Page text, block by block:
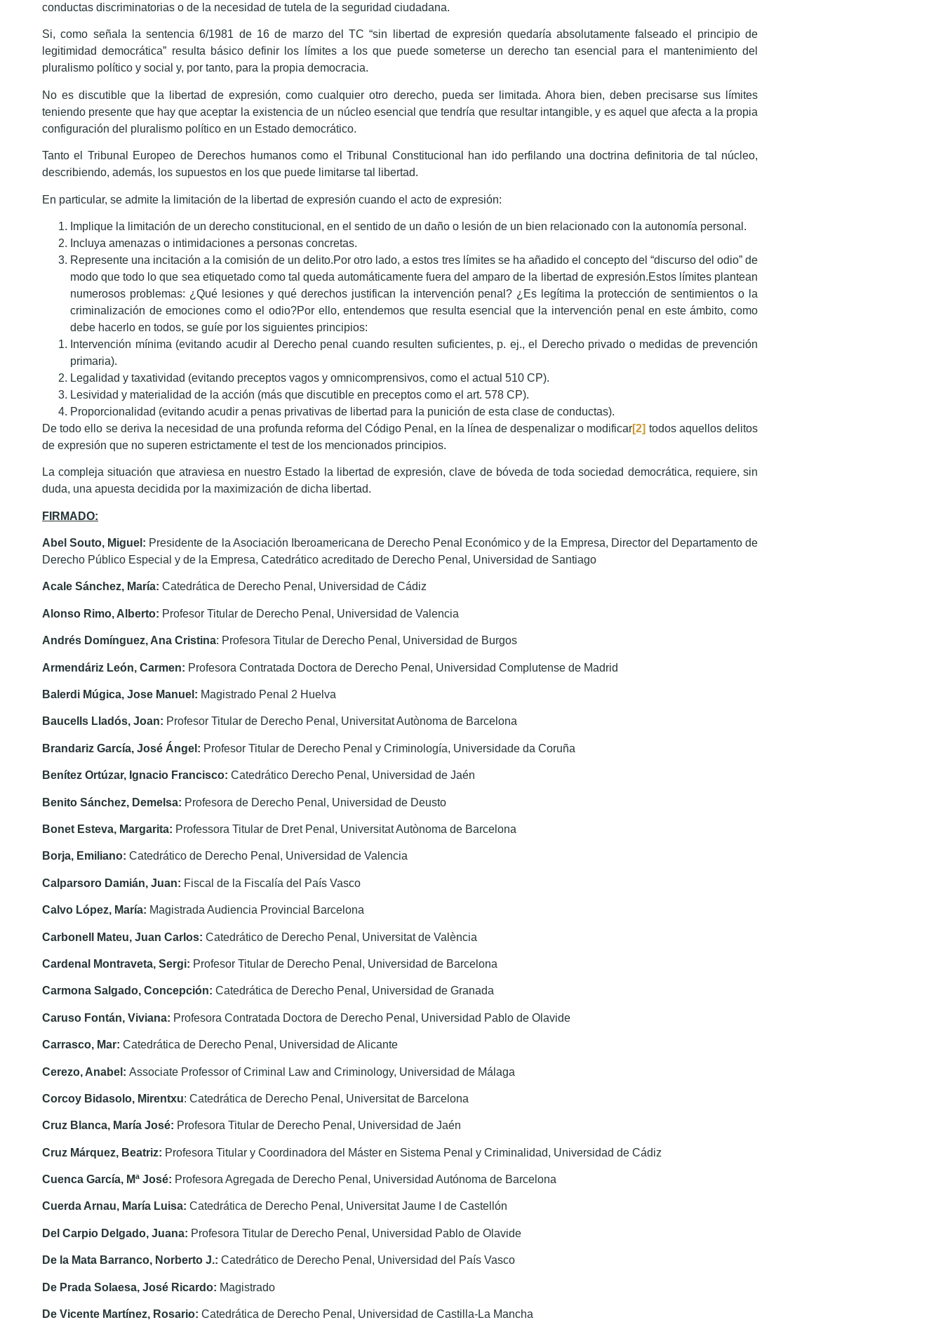
conductas discriminatorias o de la necesidad de tutela de la seguridad ciudadana.
Si, como señala la sentencia 6/1981 de 16 de marzo del TC “sin libertad de expresión quedaría absolutamente falseado el principio de
legitimidad democrática” resulta básico definir los límites a los que puede someterse un derecho tan esencial para el mantenimiento del
pluralismo político y social y, por tanto, para la propia democracia.
No es discutible que la libertad de expresión, como cualquier otro derecho, pueda ser limitada. Ahora bien, deben precisarse sus límites
teniendo presente que hay que aceptar la existencia de un núcleo esencial que tendría que resultar intangible, y es aquel que afecta a la propia
configuración del pluralismo político en un Estado democrático.
Tanto el Tribunal Europeo de Derechos humanos como el Tribunal Constitucional han ido perfilando una doctrina definitoria de tal núcleo,
describiendo, además, los supuestos en los que puede limitarse tal libertad.
En particular, se admite la limitación de la libertad de expresión cuando el acto de expresión:
Implique la limitación de un derecho constitucional, en el sentido de un daño o lesión de un bien relacionado con la autonomía personal.
Incluya amenazas o intimidaciones a personas concretas.
Represente una incitación a la comisión de un delito.Por otro lado, a estos tres límites se ha añadido el concepto del “discurso del odio” de
modo que todo lo que sea etiquetado como tal queda automáticamente fuera del amparo de la libertad de expresión.Estos límites plantean
numerosos problemas: ¿Qué lesiones y qué derechos justifican la intervención penal? ¿Es legítima la protección de sentimientos o la
criminalización de emociones como el odio?Por ello, entendemos que resulta esencial que la intervención penal en este ámbito, como
debe hacerlo en todos, se guíe por los siguientes principios:
Intervención mínima (evitando acudir al Derecho penal cuando resulten suficientes, p. ej., el Derecho privado o medidas de prevención
primaria).
Legalidad y taxatividad (evitando preceptos vagos y omnicomprensivos, como el actual 510 CP).
Lesividad y materialidad de la acción (más que discutible en preceptos como el art. 578 CP).
Proporcionalidad (evitando acudir a penas privativas de libertad para la punición de esta clase de conductas).
De todo ello se deriva la necesidad de una profunda reforma del Código Penal, en la línea de despenalizar o modificar[2] todos aquellos delitos
de expresión que no superen estrictamente el test de los mencionados principios.
La compleja situación que atraviesa en nuestro Estado la libertad de expresión, clave de bóveda de toda sociedad democrática, requiere, sin
duda, una apuesta decidida por la maximización de dicha libertad.
FIRMADO:
Abel Souto, Miguel: Presidente de la Asociación Iberoamericana de Derecho Penal Económico y de la Empresa, Director del Departamento de
Derecho Público Especial y de la Empresa, Catedrático acreditado de Derecho Penal, Universidad de Santiago
Acale Sánchez, María: Catedrática de Derecho Penal, Universidad de Cádiz
Alonso Rimo, Alberto: Profesor Titular de Derecho Penal, Universidad de Valencia
Andrés Domínguez, Ana Cristina: Profesora Titular de Derecho Penal, Universidad de Burgos
Armendáriz León, Carmen: Profesora Contratada Doctora de Derecho Penal, Universidad Complutense de Madrid
Balerdi Múgica, Jose Manuel: Magistrado Penal 2 Huelva
Baucells Lladós, Joan: Profesor Titular de Derecho Penal, Universitat Autònoma de Barcelona
Brandariz García, José Ángel: Profesor Titular de Derecho Penal y Criminología, Universidade da Coruña
Benítez Ortúzar, Ignacio Francisco: Catedrático Derecho Penal, Universidad de Jaén
Benito Sánchez, Demelsa: Profesora de Derecho Penal, Universidad de Deusto
Bonet Esteva, Margarita: Professora Titular de Dret Penal, Universitat Autònoma de Barcelona
Borja, Emiliano: Catedrático de Derecho Penal, Universidad de Valencia
Calparsoro Damián, Juan: Fiscal de la Fiscalía del País Vasco
Calvo López, María: Magistrada Audiencia Provincial Barcelona
Carbonell Mateu, Juan Carlos: Catedrático de Derecho Penal, Universitat de València
Cardenal Montraveta, Sergi: Profesor Titular de Derecho Penal, Universidad de Barcelona
Carmona Salgado, Concepción: Catedrática de Derecho Penal, Universidad de Granada
Caruso Fontán, Viviana: Profesora Contratada Doctora de Derecho Penal, Universidad Pablo de Olavide
Carrasco, Mar: Catedrática de Derecho Penal, Universidad de Alicante
Cerezo, Anabel: Associate Professor of Criminal Law and Criminology, Universidad de Málaga
Corcoy Bidasolo, Mirentxu: Catedrática de Derecho Penal, Universitat de Barcelona
Cruz Blanca, María José: Profesora Titular de Derecho Penal, Universidad de Jaén
Cruz Márquez, Beatriz: Profesora Titular y Coordinadora del Máster en Sistema Penal y Criminalidad, Universidad de Cádiz
Cuenca García, Mª José: Profesora Agregada de Derecho Penal, Universidad Autónoma de Barcelona
Cuerda Arnau, María Luisa: Catedrática de Derecho Penal, Universitat Jaume I de Castellón
Del Carpio Delgado, Juana: Profesora Titular de Derecho Penal, Universidad Pablo de Olavide
De la Mata Barranco, Norberto J.: Catedrático de Derecho Penal, Universidad del País Vasco
De Prada Solaesa, José Ricardo: Magistrado
De Vicente Martínez, Rosario: Catedrática de Derecho Penal, Universidad de Castilla-La Mancha